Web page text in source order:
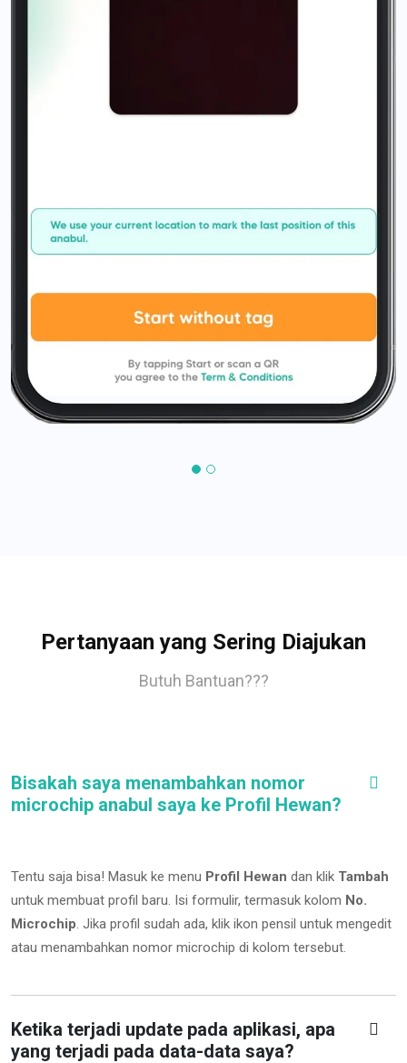
Pertanyaan yang Sering Diajukan
Butuh Bantuan???
Bisakah saya menambahkan nomor
microchip anabul saya ke Profil Hewan?
Tentu saja bisa! Masuk ke menu Profil Hewan dan klik Tambah
untuk membuat profil baru. Isi formulir, termasuk kolom No.
Microchip. Jika profil sudah ada, klik ikon pensil untuk mengedit
atau menambahkan nomor microchip di kolom tersebut.
Ketika terjadi update pada aplikasi, apa
yang terjadi pada data-data saya?